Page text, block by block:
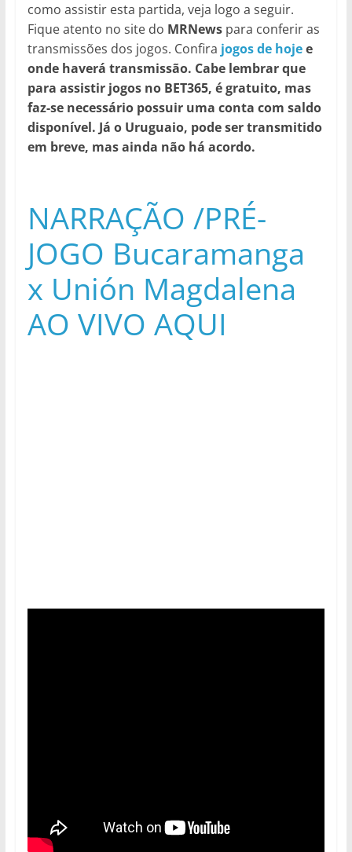
como assistir esta partida, veja logo a seguir.
Fique atento no site do MRNewspara conferir as
transmissões dos jogos. Confira jogos de hojee
onde haverá transmissão. Cabe lembrar que
para assistir jogos no BET365, é gratuito, mas
faz-se necessário possuir uma conta com saldo
disponível. Já o Uruguaio, pode ser transmitido
em breve, mas ainda não há acordo.
NARRAÇÃO /PRÉ-
JOGO Bucaramanga
x Unión Magdalena
AO VIVO AQUI